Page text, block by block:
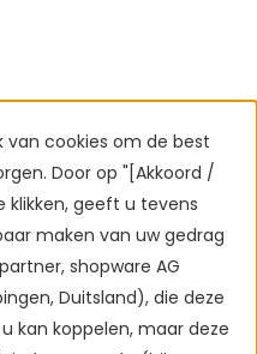
van cookies om de best
Door op "[Akkoord /
geeft u tevens
maken van uw gedrag
shopware AG
Duitsland), die deze
kan koppelen, maar deze